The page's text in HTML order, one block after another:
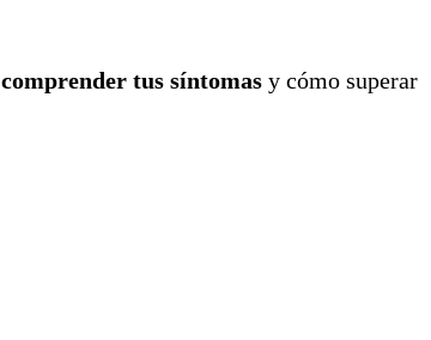
comprender tus síntomas y cómo superar